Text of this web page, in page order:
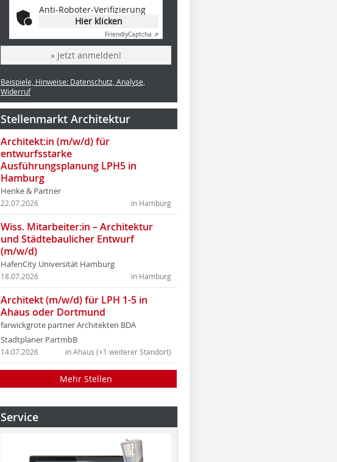
Anti-Roboter-Verifizierung
Hier klicken
FriendlyCaptcha ⇗
» Jetzt anmelden!
Beispiele, Hinweise: Datenschutz, Analyse,
Widerruf
Stellenmarkt Architektur
Architekt:in (m/w/d) für
entwurfsstarke
Ausführungsplanung LPH5 in
Hamburg
Henke & Partner
in Hamburg
22.07.2026
Wiss. Mitarbeiter:in – Architektur
und Städtebaulicher Entwurf
(m/w/d)
HafenCity Universität Hamburg
in Hamburg
18.07.2026
Architekt (m/w/d) für LPH 1-5 in
Ahaus oder Dortmund
farwickgrote partner Architekten BDA
Stadtplaner PartmbB
in Ahaus (+1 weiterer Standort)
14.07.2026
Mehr Stellen
Service